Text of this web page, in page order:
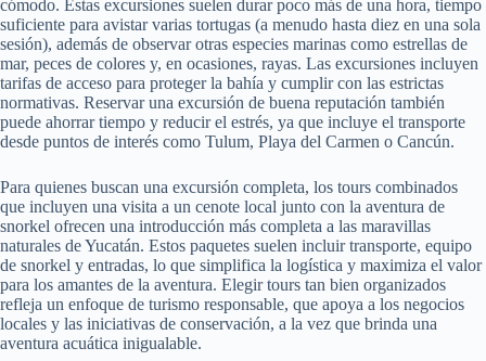
cómodo. Estas excursiones suelen durar poco más de una hora, tiempo
suficiente para avistar varias tortugas (a menudo hasta diez en una sola
sesión), además de observar otras especies marinas como estrellas de
mar, peces de colores y, en ocasiones, rayas. Las excursiones incluyen
tarifas de acceso para proteger la bahía y cumplir con las estrictas
normativas. Reservar una excursión de buena reputación también
puede ahorrar tiempo y reducir el estrés, ya que incluye el transporte
desde puntos de interés como Tulum, Playa del Carmen o Cancún.
Para quienes buscan una excursión completa, los tours combinados
que incluyen una visita a un cenote local junto con la aventura de
snorkel ofrecen una introducción más completa a las maravillas
naturales de Yucatán. Estos paquetes suelen incluir transporte, equipo
de snorkel y entradas, lo que simplifica la logística y maximiza el valor
para los amantes de la aventura. Elegir tours tan bien organizados
refleja un enfoque de turismo responsable, que apoya a los negocios
locales y las iniciativas de conservación, a la vez que brinda una
aventura acuática inigualable.